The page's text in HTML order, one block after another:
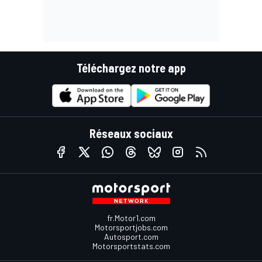
Téléchargez notre app
Réseaux sociaux
fr.Motor1.com
Motorsportjobs.com
Autosport.com
Motorsportstats.com